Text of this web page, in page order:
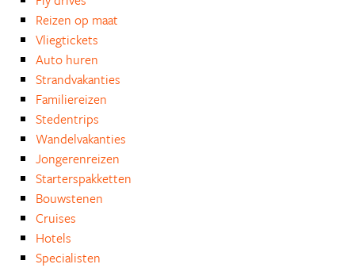
Reizen op maat
Vliegtickets
Auto huren
Strandvakanties
Familiereizen
Stedentrips
Wandelvakanties
Jongerenreizen
Starterspakketten
Bouwstenen
Cruises
Hotels
Specialisten